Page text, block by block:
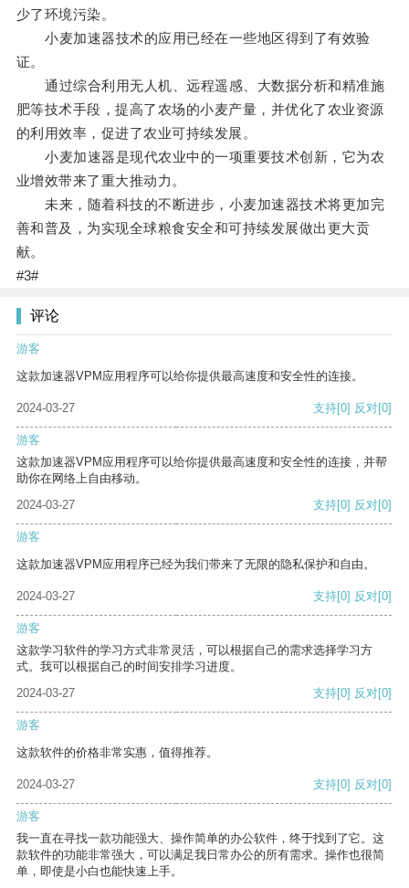
少了环境污染。
小麦加速器技术的应用已经在一些地区得到了有效验
证。
通过综合利用无人机、远程遥感、大数据分析和精准施
肥等技术手段，提高了农场的小麦产量，并优化了农业资源
的利用效率，促进了农业可持续发展。
小麦加速器是现代农业中的一项重要技术创新，它为农
业增效带来了重大推动力。
未来，随着科技的不断进步，小麦加速器技术将更加完
善和普及，为实现全球粮食安全和可持续发展做出更大贡
献。
#3#
评论
游客
这款加速器VPM应用程序可以给你提供最高速度和安全性的连接。
2024-03-27 支持[0] 反对[0]
游客
这款加速器VPM应用程序可以给你提供最高速度和安全性的连接，并帮
助你在网络上自由移动。
2024-03-27
支持[0] 反对[0]
游客
这款加速器VPM应用程序已经为我们带来了无限的隐私保护和自由。
2024-03-27 支持[0] 反对[0]
游客
这款学习软件的学习方式非常灵活，可以根据自己的需求选择学习方
式。我可以根据自己的时间安排学习进度。
2024-03-27
支持[0] 反对[0]
游客
这款软件的价格非常实惠，值得推荐。
2024-03-27 支持[0] 反对[0]
游客
我一直在寻找一款功能强大、操作简单的办公软件，终于找到了它。这
款软件的功能非常强大，可以满足我日常办公的所有需求。操作也很简
单，即使是小白也能快速上手。